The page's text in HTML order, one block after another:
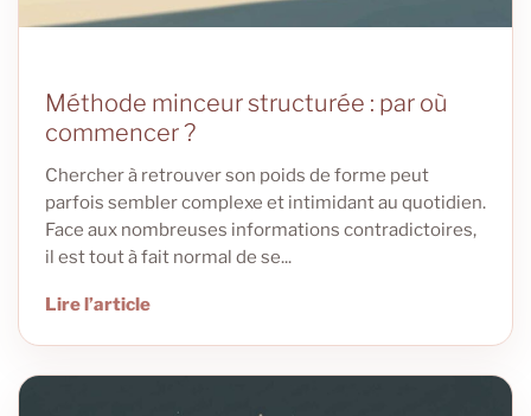
Méthode minceur structurée : par où
commencer ?
Chercher à retrouver son poids de forme peut
parfois sembler complexe et intimidant au quotidien.
Face aux nombreuses informations contradictoires,
il est tout à fait normal de se...
Lire l’article